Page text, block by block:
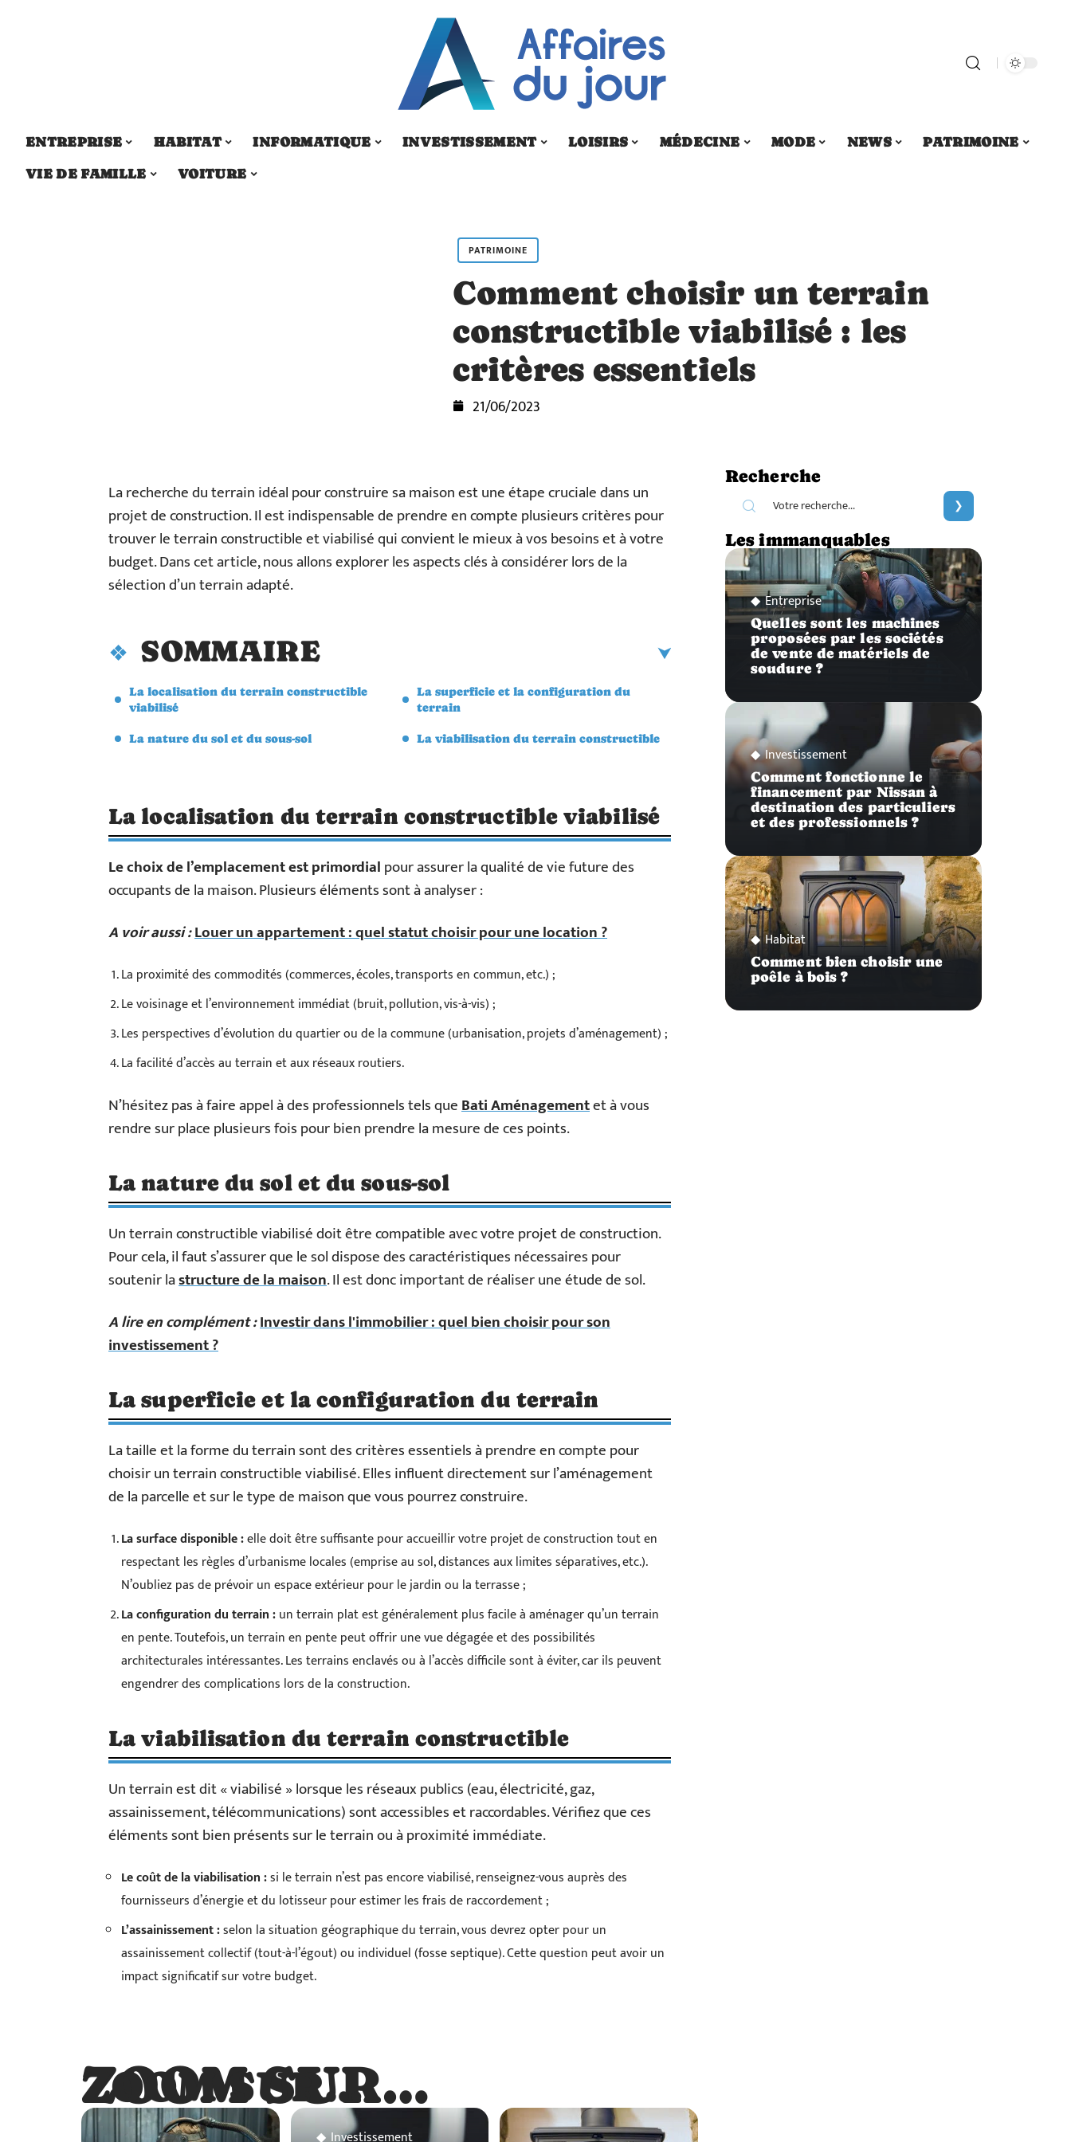
ENTREPRISE HABITAT INFORMATIQUE INVESTISSEMENT LOISIRS MÉDECINE MODE NEWS
PATRIMOINE
VIE DE FAMILLE
VOITURE
PATRIMOINE
Comment choisir un terrain
constructible viabilisé : les
critères essentiels
21/06/2023
La recherche du terrain idéal pour construire sa maison est une étape cruciale dans un
projet de construction. Il est indispensable de prendre en compte plusieurs critères pour
trouver le terrain constructible et viabilisé qui convient le mieux à vos besoins et à votre
budget. Dans cet article, nous allons explorer les aspects clés à considérer lors de la
sélection d’un terrain adapté.
SOMMAIRE
La localisation du terrain constructible
viabilisé
La nature du sol et du sous-sol
La superficie et la configuration du
terrain
La viabilisation du terrain constructible
La localisation du terrain constructible viabilisé
Le choix de l’emplacement est primordialpour assurer la qualité de vie future des
occupants de la maison. Plusieurs éléments sont à analyser :
A voir aussi :Louer un appartement : quel statut choisir pour une location ?
La proximité des commodités (commerces, écoles, transports en commun, etc.) ;
Le voisinage et l’environnement immédiat (bruit, pollution, vis-à-vis) ;
Les perspectives d’évolution du quartier ou de la commune (urbanisation, projets d’aménagement) ;
La facilité d’accès au terrain et aux réseaux routiers.
N’hésitez pas à faire appel à des professionnels tels queBati Aménagementet à vous
rendre sur place plusieurs fois pour bien prendre la mesure de ces points.
La nature du sol et du sous-sol
Un terrain constructible viabilisé doit être compatible avec votre projet de construction.
Pour cela, il faut s’assurer que le sol dispose des caractéristiques nécessaires pour
soutenir lastructure de la maison. Il est donc important de réaliser une étude de sol.
A lire en complément :Investir dans l'immobilier : quel bien choisir pour son
investissement ?
La superficie et la configuration du terrain
La taille et la forme du terrain sont des critères essentiels à prendre en compte pour
choisir un terrain constructible viabilisé. Elles influent directement sur l’aménagement
de la parcelle et sur le type de maison que vous pourrez construire.
La surface disponible :elle doit être suffisante pour accueillir votre projet de construction tout en
respectant les règles d’urbanisme locales (emprise au sol, distances aux limites séparatives, etc.).
N’oubliez pas de prévoir un espace extérieur pour le jardin ou la terrasse ;
La configuration du terrain :un terrain plat est généralement plus facile à aménager qu’un terrain
en pente. Toutefois, un terrain en pente peut offrir une vue dégagée et des possibilités
architecturales intéressantes. Les terrains enclavés ou à l’accès difficile sont à éviter, car ils peuvent
engendrer des complications lors de la construction.
La viabilisation du terrain constructible
Un terrain est dit « viabilisé » lorsque les réseaux publics (eau, électricité, gaz,
assainissement, télécommunications) sont accessibles et raccordables. Vérifiez que ces
éléments sont bien présents sur le terrain ou à proximité immédiate.
Le coût de la viabilisation :si le terrain n’est pas encore viabilisé, renseignez-vous auprès des
fournisseurs d’énergie et du lotisseur pour estimer les frais de raccordement ;
L’assainissement :selon la situation géographique du terrain, vous devrez opter pour un
assainissement collectif (tout-à-l’égout) ou individuel (fosse septique). Cette question peut avoir un
impact significatif sur votre budget.
ZOOM SUR…
ZOOM SUR…
Recherche
Les immanquables
Entreprise
Quelles sont les machines
proposées par les sociétés
de vente de matériels de
soudure ?
Investissement
Comment fonctionne le
financement par Nissan à
destination des particuliers
et des professionnels ?
Habitat
Comment bien choisir une
poêle à bois ?